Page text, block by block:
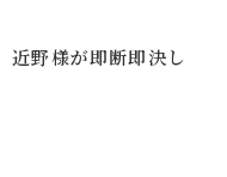
近野様が即断即決し